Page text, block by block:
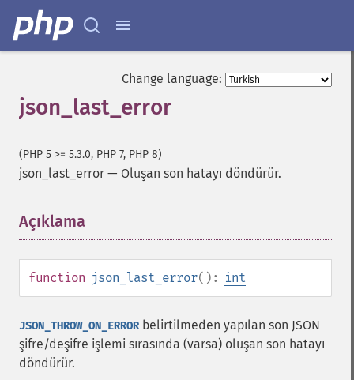
Change language:
json_last_error
(PHP 5 >= 5.3.0, PHP 7, PHP 8)
json_last_error — Oluşan son hatayı döndürür.
Açıklama
function json_last_error(): int
JSON_THROW_ON_ERRORbelirtilmeden yapılan son JSON
şifre/deşifre işlemi sırasında (varsa) oluşan son hatayı
döndürür.